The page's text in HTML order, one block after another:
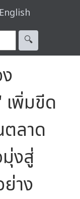
English
🔍︎
พิ่มขีด
ตลาด
งสู่
าง